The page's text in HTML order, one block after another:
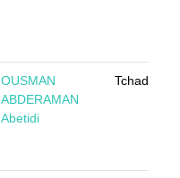
OUSMAN
ABDERAMAN
Abetidi
Tchad